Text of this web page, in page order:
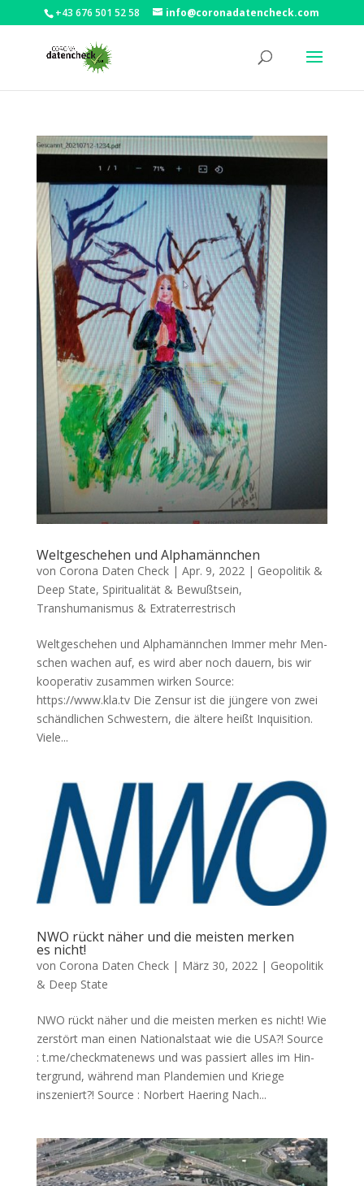
+43 676 501 52 58 info@coronadatencheck.com
Weltgeschehen und Alphamännchen
von Corona Daten Check| Apr. 9, 2022| Geopolitik &
Deep State, Spiritualität & Bewußtsein,
Transhumanismus & Extraterrestrisch
Weltgeschehen und Alphamännchen Immer mehr Men­
schen wachen auf, es wird aber noch dau­ern, bis wir
koope­ra­tiv zusam­men wirken Source:
https://www.kla.tv Die Zen­sur ist die jün­ge­re von zwei
schänd­li­chen Schwes­tern, die älte­re heißt Inquisition.
Vie­le...
NWO rückt näher und die meisten merken
es nicht!
von Corona Daten Check| März 30, 2022| Geopolitik
& Deep State
NWO rückt näher und die meisten merken es nicht! Wie
zer­stört man einen Natio­nal­staat wie die USA?! Source
: t.me/checkmatenews und was pas­siert alles im Hin­
ter­grund, wäh­rend man Plan­de­mien und Krie­ge
inszeniert?! Source : Nor­bert Haering Nach...